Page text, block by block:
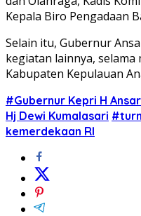
Kepala Biro Pengadaan
Selain itu, Gubernur
kegiatan lainnya,
Kabupaten Kepulauan
#Gubernur Kepri H
Hj Dewi Kumalasari
kemerdekaan RI